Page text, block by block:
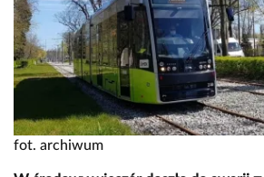
fot. archiwum